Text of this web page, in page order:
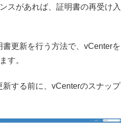
スがあれば、証明書の再受け入
更新を行う方法で、vCenterを
す。
する前に、vCenterのスナップ